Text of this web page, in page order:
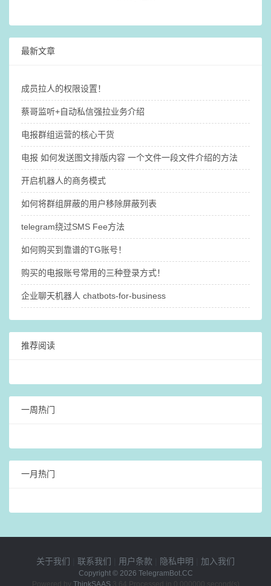
最新文章
成员拉人的权限设置！
蔡哥监听+自动私信强拉业务介绍
电报群组运营的核心干货
电报 如何发送图文排版内容 一个文件一段文件介绍的方法
开启机器人的商务模式
如何将群组屏蔽的用户移除屏蔽列表
telegram绕过SMS Fee方法
如何购买到靠谱的TG账号！
购买的电报账号常用的三种登录方式！
企业聊天机器人 chatbots-for-business
推荐阅读
一周热门
一月热门
关于我们 联系我们 用户条款 隐私申明 加入我们
Copyright © 2026 TelegramBot.CC
Powered by ThinkSAAS3.64 Processed in 0.000000 second(s)